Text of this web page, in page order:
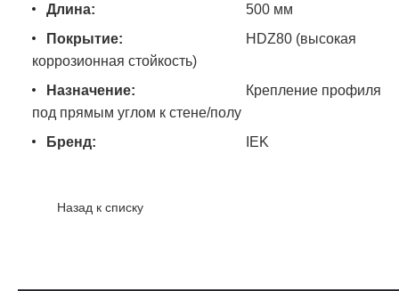
Длина:
500 мм
Покрытие:
HDZ80 (высокая
коррозионная стойкость)
Назначение:
Крепление профиля
под прямым углом к стене/полу
Бренд:
IEK
Назад к списку